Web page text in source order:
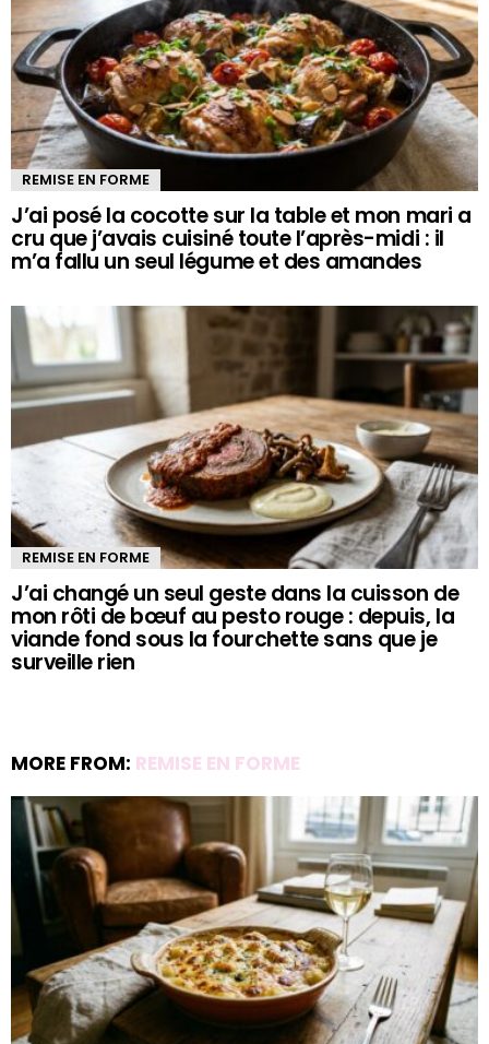
REMISE EN FORME
J’ai posé la cocotte sur la table et mon mari a
cru que j’avais cuisiné toute l’après-midi : il
m’a fallu un seul légume et des amandes
REMISE EN FORME
J’ai changé un seul geste dans la cuisson de
mon rôti de bœuf au pesto rouge : depuis, la
viande fond sous la fourchette sans que je
surveille rien
MORE FROM: REMISE EN FORME